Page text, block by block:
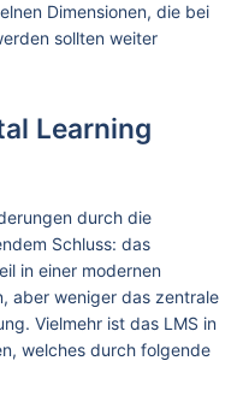
Dimensionen, die bei
sollten weiter
Learning
durch die
Schluss: das
in einer modernen
aber weniger das zentrale
Vielmehr ist das LMS in
welches durch folgende